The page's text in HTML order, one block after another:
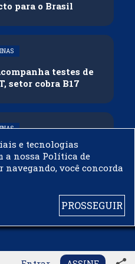
para o Brasil
testes de
setor cobra B17
sobre mistura de
gasolina
e tecnologias
a nossa Política de
você concorda
PROSSEGUIR